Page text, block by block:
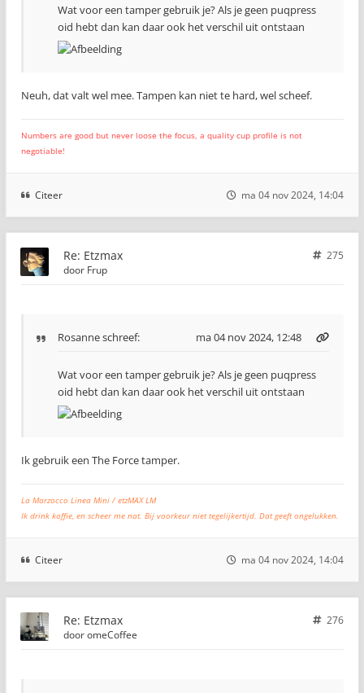
Wat voor een tamper gebruik je? Als je geen puqpress
oid hebt dan kan daar ook het verschil uit ontstaan
Neuh, dat valt wel mee. Tampen kan niet te hard, wel scheef.
Numbers are good but never loose the focus, a quality cup profile is not
negotiable!
Citeer ma 04 nov 2024, 14:04
Re: Etzmax
275
door Frup
Rosanneschreef: ma 04 nov 2024, 12:48
Wat voor een tamper gebruik je? Als je geen puqpress
oid hebt dan kan daar ook het verschil uit ontstaan
Ik gebruik een The Force tamper.
La Marzocco Linea Mini / etzMAX LM
Ik drink koffie, en scheer me nat. Bij voorkeur niet tegelijkertijd. Dat geeft ongelukken.
Citeer ma 04 nov 2024, 14:04
Re: Etzmax
276
dooromeCoffee